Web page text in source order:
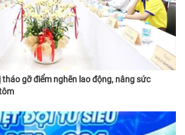
tháo gỡ điểm nghẽn lao động, nâng sức